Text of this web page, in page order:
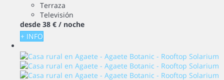
Terraza
Televisión
desde 38 € / noche
+ INFO